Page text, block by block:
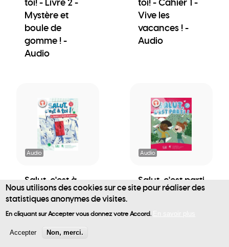
User
account
Mystère et
boule de
gomme ! -
Audio
Vive les
vacances ! -
Audio
Audio
Salut, c'est à
toi! - Cahier 2 -
Mystère et
boule de
gomme ! -
Audio
Salut, c'est parti
! - Livre de
Nous utilisons des cookies sur ce site pour réaliser des
statistiques anonymes de visites.
En cliquant sur Accepter vous donnez votre Accord.
Accepter Non, merci.